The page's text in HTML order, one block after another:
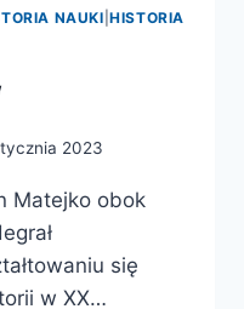
NAUKI |HISTORIA
2023
Matejko obok
się
w XX…